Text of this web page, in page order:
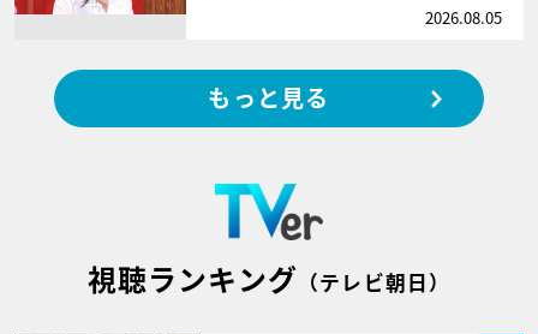
2026.08.05
もっと見る
視聴ランキング （テレビ朝日）